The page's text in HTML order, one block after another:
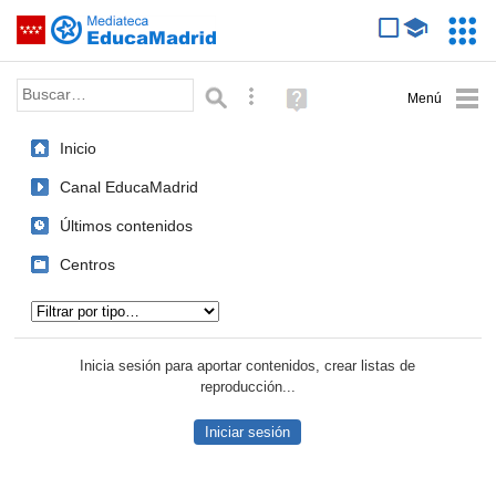
Saltar navegación
Palabra o frase: Búsqueda avanzada
Ayuda
(en
Inicio
Canal EducaMadrid
Últimos contenidos
Centros
Inicia sesión para aportar contenidos, crear listas de
reproducción...
Iniciar sesión